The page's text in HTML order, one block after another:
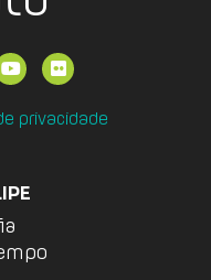
privacidade